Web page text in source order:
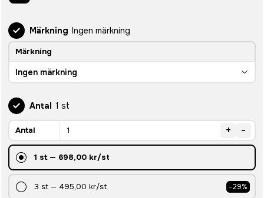
Märkning Ingen märkning
Märkning
Ingen märkning
Antal 1 st
Antal + -
1 st— 698,00 kr/st
3 st — 495,00 kr/st -29%